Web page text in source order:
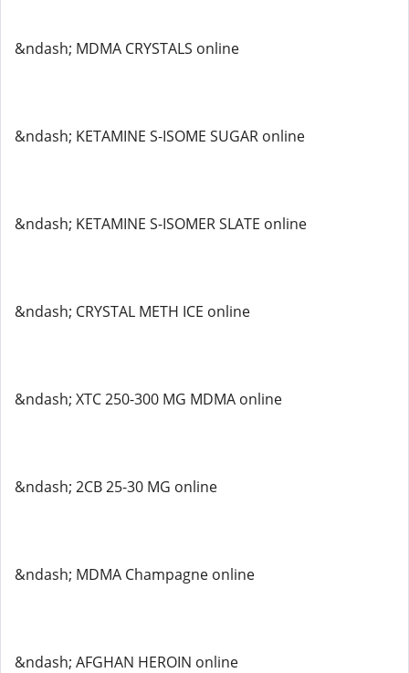
&ndash; MDMA CRYSTALS online
&ndash; KETAMINE S-ISOME SUGAR online
&ndash; KETAMINE S-ISOMER SLATE online
&ndash; CRYSTAL METH ICE online
&ndash; XTC 250-300 MG MDMA online
&ndash; 2CB 25-30 MG online
&ndash; MDMA Champagne online
&ndash; AFGHAN HEROIN online